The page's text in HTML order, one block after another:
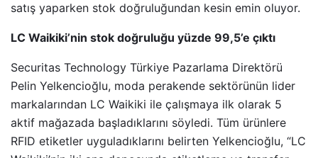
satış yaparken stok doğruluğundan kesin emin oluyor.
LC Waikiki’nin stok doğruluğu yüzde 99,5’e çıktı
Securitas Technology Türkiye Pazarlama Direktörü
Pelin Yelkencioğlu, moda perakende sektörünün lider
markalarından LC Waikiki ile çalışmaya ilk olarak 5
aktif mağazada başladıklarını söyledi. Tüm ürünlere
RFID etiketler uyguladıklarını belirten Yelkencioğlu, “LC